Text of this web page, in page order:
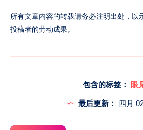
将获得一周的sonet/hkt/cmhk/
* 排位第二和第三的个人将分别获
每月最后一天，根据后台统计的
进行如下奖励分配： * 最多被采
个月的sonet/hkt/cmhk/hinet自
所有文章内容的转载请务必注明出处，以
投稿者的劳动成果。
包含的标签： 眼
最后更新： 四月